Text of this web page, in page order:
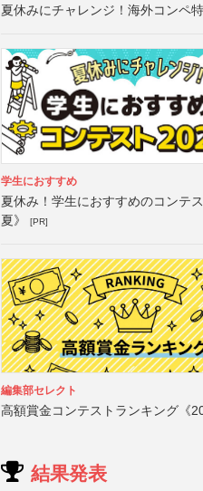
夏休みにチャレンジ！海外コンペ
学生におすすめ
夏休み！学生におすすめのコンテ
夏》
[PR]
編集部セレクト
高額賞金コンテストランキング《
結果発表